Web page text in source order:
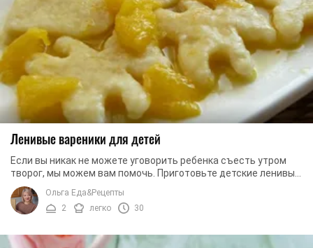
Ленивые вареники для детей
Если вы никак не можете уговорить ребенка съесть утром
творог, мы можем вам помочь. Приготовьте детские ленивые
вареники с творогом и ваш ребенок ...
Ольга Еда&Рецепты
2
легко 30